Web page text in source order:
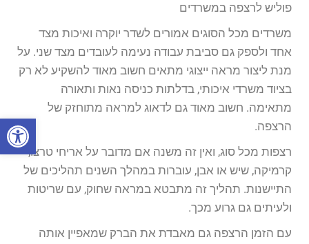
פתח
פוליש לרצפה במשרדים
משרדים מכל הסוגים אמורים לשדר יוקרה ואיכות מצד
אחד ולספק גם סביבת עבודה נעימה לעובדים מצד שני. על
מנת ליצור מראה ייצוגי מתאים חשוב מאוד להשקיע לא רק
בציוד משרדי איכותי, בדלתות כניסה נאות ותאורה
מתאימה. חשוב מאוד גם לדאוג למראה מתוחזק של
הרצפה.
רצפות מכל סוג, ואין זה משנה אם מדובר על אריחי טרצו,
קרמיקה, שיש או אבן, עוברות במהלך השנים תהליכים של
התיישנות. תהליך זה מתבטא במראה שחוק, עם שריטות
ולעיתים גם גרוע מכך.
עם הזמן הרצפה גם מאבדת את הברק שמאפיין אותה